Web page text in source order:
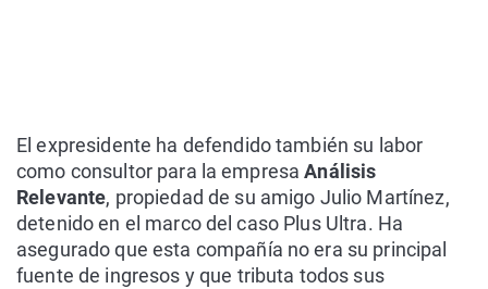
El expresidente ha defendido también su labor
como consultor para la empresaAnálisis
Relevante, propiedad de su amigo Julio Martínez,
detenido en el marco del caso Plus Ultra. Ha
asegurado que esta compañía no era su principal
fuente de ingresos y que tributa todos sus